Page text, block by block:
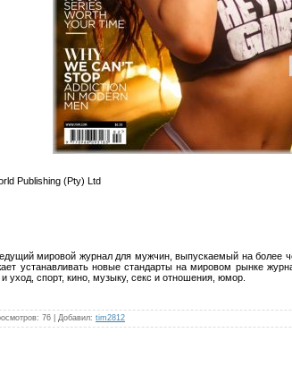
Publishing (Pty) Ltd
мировой журнал для мужчин, выпускаемый на более
устанавливать новые стандарты на мировом рынке
уход, спорт, кино, музыку, секс и отношения, юмор.
: 76 Добавил: tim2812